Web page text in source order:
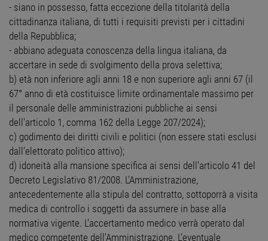
- siano in possesso, fatta eccezione della titolarità della
cittadinanza italiana, di tutti i requisiti previsti per i cittadini
della Repubblica;
- abbiano adeguata conoscenza della lingua italiana, da
accertare in sede di svolgimento della prova selettiva;
b) età non inferiore agli anni 18 e non superiore agli anni 67 (il
67° anno di età costituisce limite ordinamentale massimo per
il personale delle amministrazioni pubbliche ai sensi
dell'articolo 1, comma 162 della Legge 207/2024);
c) godimento dei diritti civili e politici (non essere stati esclusi
dall’elettorato politico attivo);
d) idoneità alla mansione specifica ai sensi dell'articolo 41 del
Decreto Legislativo 81/2008. L’Amministrazione,
antecedentemente alla stipula del contratto, sottoporrà a visita
medica di controllo i soggetti da assumere in base alla
normativa vigente. L’accertamento medico verrà operato dal
medico competente dell’Amministrazione. L’eventuale